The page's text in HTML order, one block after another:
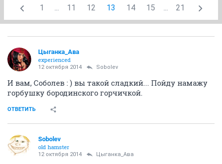
1 ... 11 12 13 14 15 ... 21
Цыганка_Ава
experienced
12 октября 2014 Sobolev
И вам, Соболев : ) вы такой сладкий... Пойду намажу
горбушку бородинского горчичкой.
ОТВЕТИТЬ
Sobolev
old hamster
12 октября 2014 Цыганка_Ава